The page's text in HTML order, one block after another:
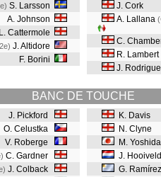
) S. Larsson
A. Johnson
L. Cattermole
) J. Altidore
F. Borini
J. Cork
A. Lallana
C.
R. Lambert
J.
BANC DE TOUCHE
J. Pickford
O. Celustka
V. Roberge
C. Gardner
J. Colback
K. Davis
N. Clyne
M.
J. Hooiveld
G.